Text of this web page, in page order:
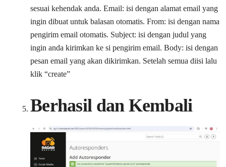
sesuai kehendak anda. Email: isi dengan alamat email yang
ingin dibuat untuk balasan otomatis. From: isi dengan nama
pengirim email otomatis. Subject: isi dengan judul yang
ingin anda kirimkan ke si pengirim email. Body: isi dengan
pesan email yang akan dikirimkan. Setelah semua diisi lalu
klik “create”
Berhasil dan Kembali